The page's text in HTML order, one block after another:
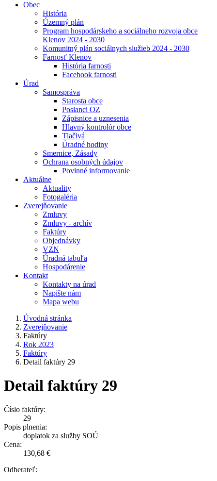
Obec
História
Územný plán
Program hospodárskeho a sociálneho rozvoja obce
Klenov 2024 - 2030
Komunitný plán sociálnych služieb 2024 - 2030
Farnosť Klenov
História farnosti
Facebook farnosti
Úrad
Samospráva
Starosta obce
Poslanci OZ
Zápisnice a uznesenia
Hlavný kontrolór obce
Tlačivá
Úradné hodiny
Smernice, Zásady
Ochrana osobných údajov
Povinné informovanie
Aktuálne
Aktuality
Fotogaléria
Zverejňovanie
Zmluvy
Zmluvy - archív
Faktúry
Objednávky
VZN
Úradná tabuľa
Hospodárenie
Kontakt
Kontakty na úrad
Napíšte nám
Mapa webu
Úvodná stránka
Zverejňovanie
Faktúry
Rok 2023
Faktúry
Detail faktúry 29
Detail faktúry 29
Číslo faktúry:
29
Popis plnenia:
doplatok za služby SOÚ
Cena:
130,68 €
Odberateľ: